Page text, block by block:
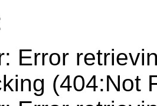
Error
(404:Not